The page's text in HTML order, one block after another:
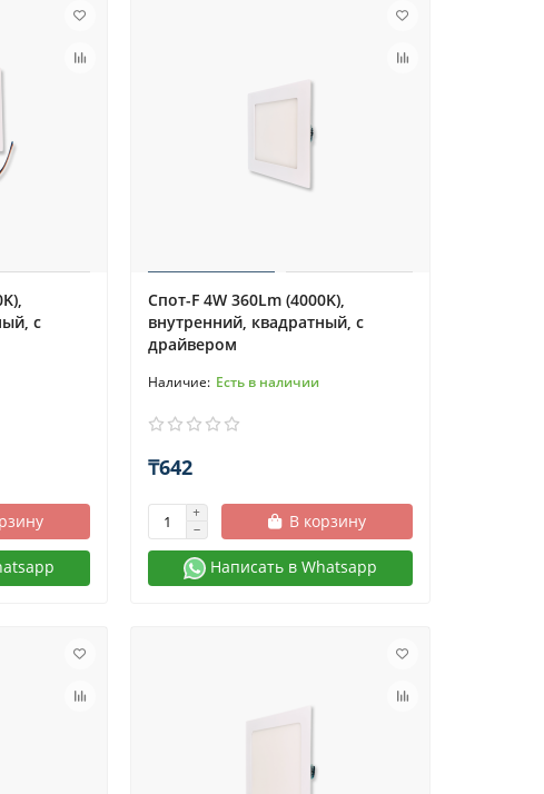
с
Спот-F 4W 360Lm (4000K),
внутренний, квадратный, с
драйвером
Есть в наличии
₸642
В корзину
Написать в Whatsapp